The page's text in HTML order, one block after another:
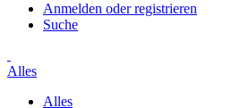
Anmelden oder registrieren
Suche
Alles
Alles